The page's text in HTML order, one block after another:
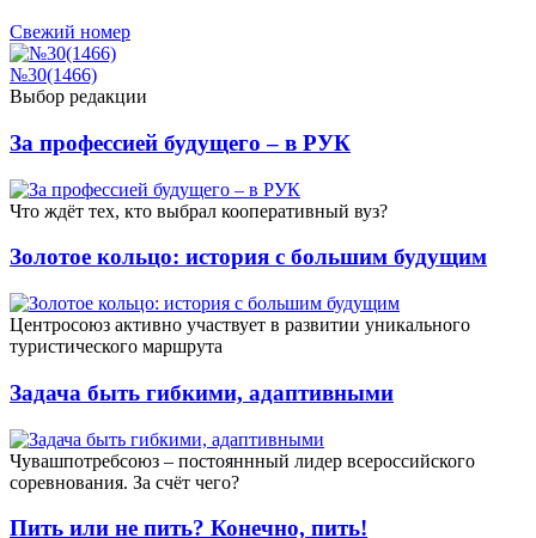
Свежий номер
№30(1466)
Выбор редакции
За профессией будущего – в РУК
Что ждёт тех, кто выбрал кооперативный вуз?
Золотое кольцо: история с большим будущим
Центросоюз активно участвует в развитии уникального
туристического маршрута
Задача быть гибкими, адаптивными
Чувашпотребсоюз – постояннный лидер всероссийского
соревнования. За счёт чего?
Пить или не пить? Конечно, пить!